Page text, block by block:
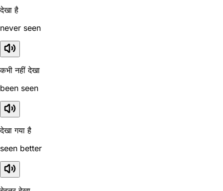
देखा है
never seen
कभी नहीं देखा
been seen
देखा गया है
seen better